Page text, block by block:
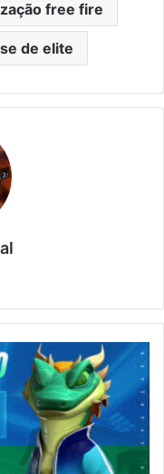
free fire
de elite